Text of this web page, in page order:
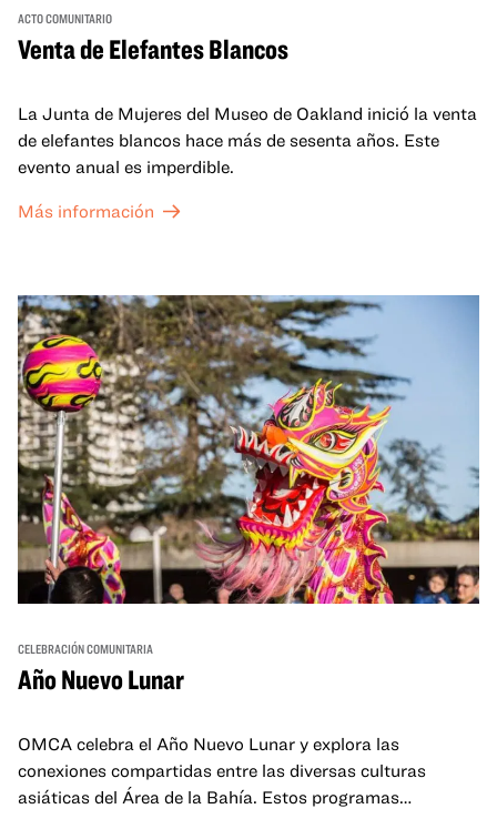
ACTO COMUNITARIO
Venta de Elefantes Blancos
La Junta de Mujeres del Museo de Oakland inició la venta
de elefantes blancos hace más de sesenta años. Este
evento anual es imperdible.
Más información
CELEBRACIÓN COMUNITARIA
Año Nuevo Lunar
OMCA celebra el Año Nuevo Lunar y explora las
conexiones compartidas entre las diversas culturas
asiáticas del Área de la Bahía. Estos programas